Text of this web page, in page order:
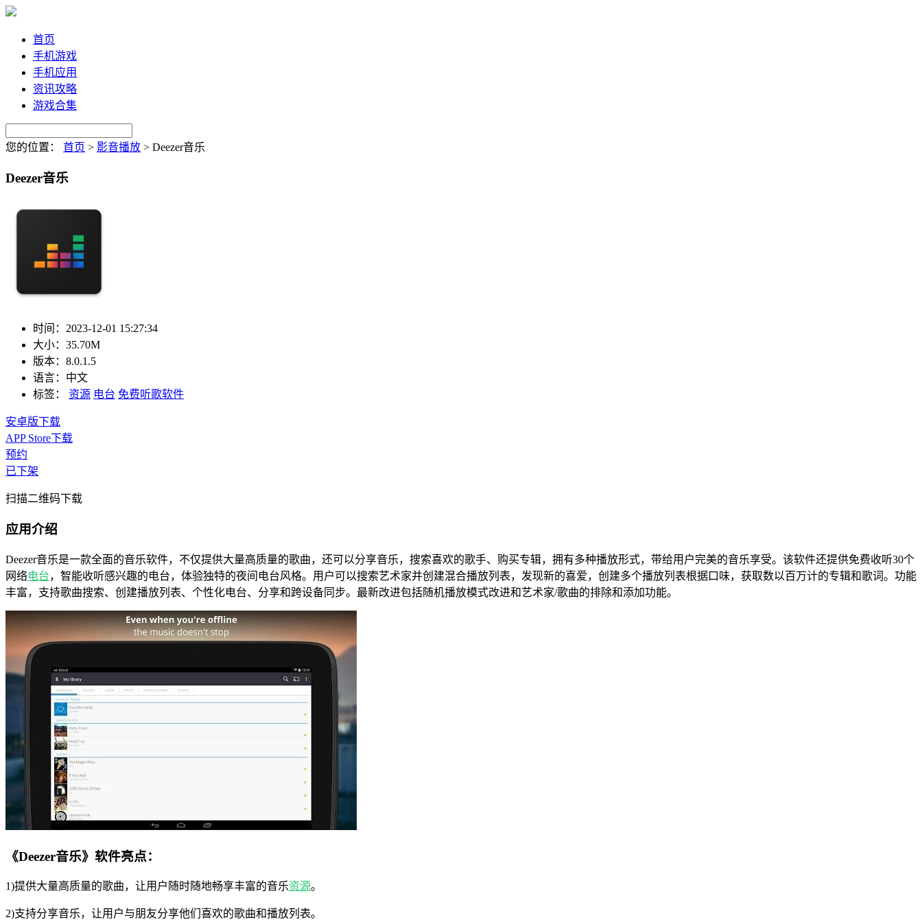
首页
手机游戏
手机应用
资讯攻略
游戏合集
您的位置： 首页 > 影音播放 > Deezer音乐
Deezer音乐
时间： 2023-12-01 15:27:34
大小： 35.70M
版本： 8.0.1.5
语言： 中文
标签：
资源 电台 免费听歌软件
安卓版下载
APP Store下载
预约
已下架
扫描二维码下载
应用介绍
Deezer音乐是一款全面的音乐软件，不仅提供大量高质量的歌曲，还可以分享音乐，搜索喜欢的歌手、购买专辑，拥有多种播放形式，带给用户完美的音乐享受。该软件还提供免费收听30个
网络电台，智能收听感兴趣的电台，体验独特的夜间电台风格。用户可以搜索艺术家并创建混合播放列表，发现新的喜爱，创建多个播放列表根据口味，获取数以百万计的专辑和歌词。功能
丰富，支持歌曲搜索、创建播放列表、个性化电台、分享和跨设备同步。最新改进包括随机播放模式改进和艺术家/歌曲的排除和添加功能。
《Deezer音乐》软件亮点：
1)提供大量高质量的歌曲，让用户随时随地畅享丰富的音乐资源。
2)支持分享音乐，让用户与朋友分享他们喜欢的歌曲和播放列表。